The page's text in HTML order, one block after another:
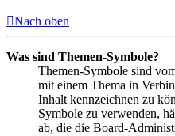
Nach oben
Was sind Themen-Symbole?
Themen-Symbole sind
mit einem Thema in
Inhalt kennzeichnen zu
Symbole zu verwenden,
ab, die die Board-